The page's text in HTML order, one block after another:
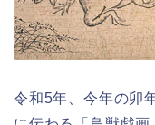
令和5年、今年の卯